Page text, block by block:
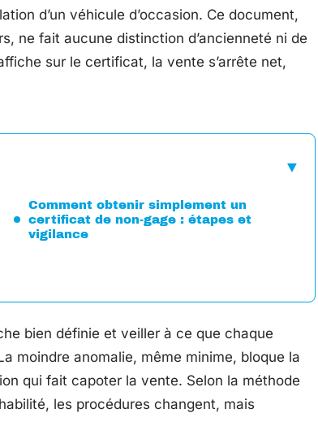
d’un véhicule d’occasion. Ce document,
ne fait aucune distinction d’ancienneté ni de
sur le certificat, la vente s’arrête net,
Comment obtenir simplement un
certificat de non-gage : étapes et
vigilance
bien définie et veiller à ce que chaque
moindre anomalie, même minime, bloque la
qui fait capoter la vente. Selon la méthode
les procédures changent, mais